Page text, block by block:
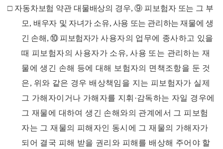
□ 자동차보험 약관 대물배상의 경우,⑨ 피보험자 또는 그 부
모 , 배우자 및 자녀가 소유, 사용 또는 관리하는 재물에 생
긴 손해 , ⑩ 피보험자가 사용자의 업무에 종사하고 있을
때 피보험자의 사용자가 소유,사용 또는 관리하는 재
물에 생긴 손해 등에 대해 보험자의 면책조항을 둔 것
은, 위와 같은 경우 배상책임을 지는 피보험자가 실제
그 가해 자이거나 가해자를 지휘 ·감독하는 자일 경우에
그 재물에 대하여 생 긴 손해와의 관계에서 그 피보험
자는 그 재물의 피해자인 동시에 그 재물의 가해자가
되어 결국 피해 받을 권리와 피해를 배상해 주어야 할